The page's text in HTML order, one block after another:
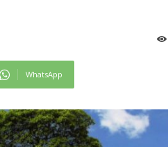
WhatsApp